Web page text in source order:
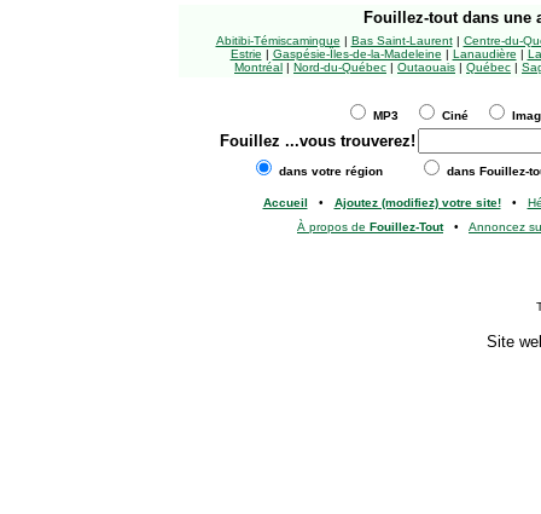
Fouillez-tout dans une
Abitibi-Témiscamingue | Bas Saint-Laurent| Centre-du-
Estrie | Gaspésie-Îles-de-la-Madeleine | Lanaudière |
Montréal | Nord-du-Québec | Outaouais | Québec |
MP3 Ciné
Fouillez ...vous trouverez!
dans votre région dans Fouillez-
Accueil • Ajoutez (modifiez) votre site!•
À propos de Fouillez-Tout• Annoncez
Site